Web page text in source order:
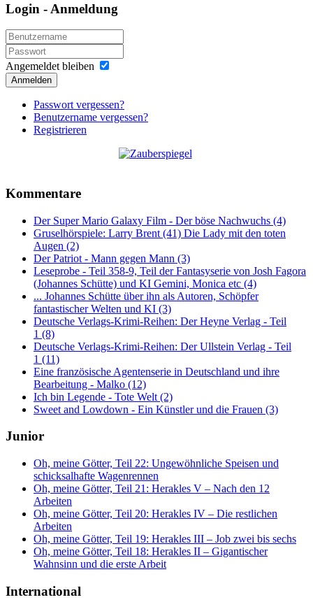
Login - Anmeldung
Angemeldet bleiben
Anmelden
Passwort vergessen?
Benutzername vergessen?
Registrieren
Kommentare
Der Super Mario Galaxy Film - Der böse Nachwuchs (4)
Gruselhörspiele: Larry Brent (41) Die Lady mit den toten
Augen (2)
Der Patriot - Mann gegen Mann (3)
Leseprobe - Teil 358-9, Teil der Fantasyserie von Josh Fagora
(Johannes Schütte) und KI Gemini, Monica etc (4)
... Johannes Schütte über ihn als Autoren, Schöpfer
fantastischer Welten und KI (3)
Deutsche Verlags-Krimi-Reihen: Der Heyne Verlag - Teil
1 (8)
Deutsche Verlags-Krimi-Reihen: Der Ullstein Verlag - Teil
1 (11)
Eine französische Agentenserie in Deutschland und ihre
Bearbeitung - Malko (12)
Ich bin Legende - Tote Welt (2)
Sweet and Lowdown - Ein Künstler und die Frauen (3)
Junior
Oh, meine Götter, Teil 22: Ungewöhnliche Speisen und
schicksalhafte Wagenrennen
Oh, meine Götter, Teil 21: Herakles V – Nach den 12
Arbeiten
Oh, meine Götter, Teil 20: Herakles IV – Die restlichen
Arbeiten
Oh, meine Götter, Teil 19: Herakles III – Job zwei bis sechs
Oh, meine Götter, Teil 18: Herakles II – Gigantischer
Wahnsinn und die erste Arbeit
International